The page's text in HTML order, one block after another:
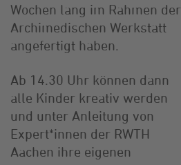
Wochen lang im Rahmen der
Archimedischen Werkstatt
angefertigt haben.
Ab 14.30 Uhr können dann
alle Kinder kreativ werden
und unter Anleitung von
Expert*innen der RWTH
Aachen ihre eigenen